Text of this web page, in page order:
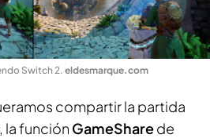
Switch 2. eldesmarque.com
compartir la partida
la función GameSharede